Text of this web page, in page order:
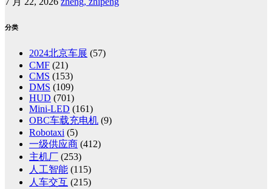
分类
2024北京车展 (57)
CMF (21)
CMS (153)
DMS (109)
HUD (701)
Mini-LED (161)
OBC车载充电机 (9)
Robotaxi (5)
一级供应商 (412)
主机厂 (253)
人工智能 (115)
人车交互 (215)